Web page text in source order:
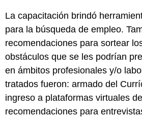
La capacitación brindó
para la búsqueda de empleo.
recomendaciones para sortear
obstáculos que se les podrían
en ámbitos profesionales y/o
tratados fueron: armado del
ingreso a plataformas virtuales
recomendaciones para